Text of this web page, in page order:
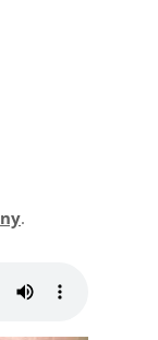
ny.